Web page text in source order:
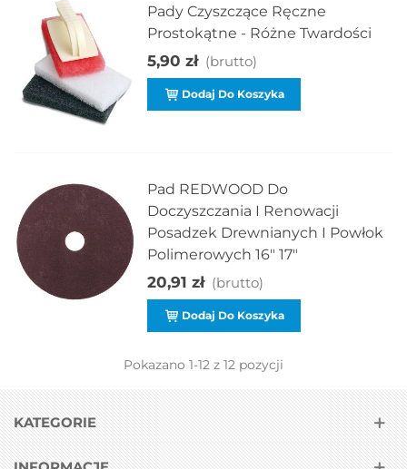
Pady Czyszczące Ręczne
Prostokątne - Różne Twardości
5,90 zł (brutto)
Dodaj Do Koszyka
Pad REDWOOD Do
Doczyszczania I Renowacji
Posadzek Drewnianych I Powłok
Polimerowych 16" 17"
20,91 zł (brutto)
Dodaj Do Koszyka
Pokazano 1-12 z 12 pozycji
KATEGORIE